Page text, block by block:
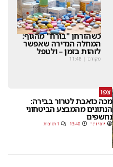
כשהזרחן "בורח" מהגוף:
המחלה הנדירה שאפשר
לזהות בזמן – ולטפל
מקודם |
11:48
צפו
מכה כואבת לטרור בבירה:
הנתונים מהמבצע הביטחוני
נחשפים
יוסי וינר 13:40 1 תגובות